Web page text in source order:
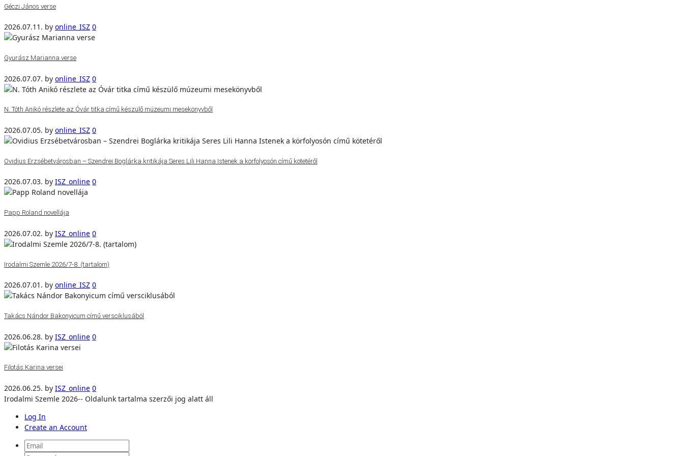
Géczi János verse
2026.07.11. by online_ISZ 0
Gyurász Marianna verse
2026.07.07. by online_ISZ 0
N. Tóth Anikó részlete az Óvár titka című készülő múzeumi mesekönyvből
2026.07.05. by online_ISZ 0
Ovidius Erzsébetvárosban – Szendrei Boglárka kritikája Seres Lili Hanna Istenek a körfolyosón című kötetéről
2026.07.03. by ISZ_online 0
Papp Roland novellája
2026.07.02. by ISZ_online 0
Irodalmi Szemle 2026/7-8. (tartalom)
2026.07.01. by online_ISZ 0
Takács Nándor Bakonyicum című versciklusából
2026.06.28. by ISZ_online 0
Filotás Karina versei
2026.06.25. by ISZ_online 0
Irodalmi Szemle 2026-- Oldalunk tartalma szerzői jog alatt áll
Log In
Create an Account